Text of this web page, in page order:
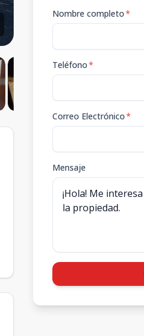
Nombre completo*
Teléfono*
Correo Electrónico*
Mensaje